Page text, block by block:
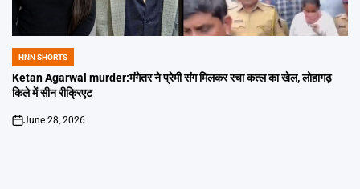
POSTED
IN
HNN SHORTS
Ketan Agarwal murder:मंगेतर ने प्रेमी संग मिलकर रचा कत्ल का खेल, लोहागढ़
किले में सीन रीक्रिएट
on
June 28, 2026